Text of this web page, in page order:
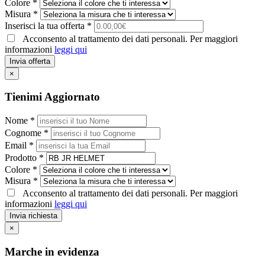
Colore *
Misura *
Inserisci la tua offerta *
Acconsento al trattamento dei dati personali. Per maggiori
informazioni leggi qui
Invia offerta
×
Tienimi Aggiornato
Nome *
Cognome *
Email *
Prodotto *
Colore *
Misura *
Acconsento al trattamento dei dati personali. Per maggiori
informazioni leggi qui
Invia richiesta
×
Marche in evidenza